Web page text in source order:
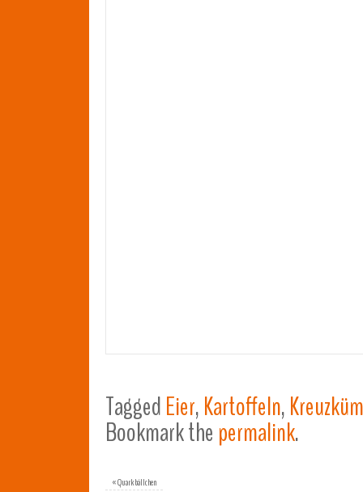
TaggedEier,Kartoffeln,
Bookmark the permalink.
«Quarkbällchen